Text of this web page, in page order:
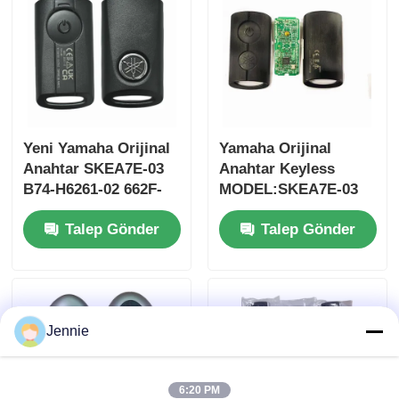
Yeni Yamaha Orijinal
Anahtar SKEA7E-03
B74-H6261-02 662F-
SKEA7D03
Talep Gönder
Yamaha Orijinal
Anahtar Keyless
MODEL:SKEA7E-03
Yamaha Akıllı
Uzaktan Kumanda
Anahtarı İçin B74-
Talep Gönder
Jennie
6:20 PM